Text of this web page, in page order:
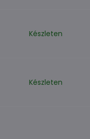
Készleten
Készleten